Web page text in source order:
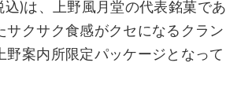
)は、上野風月堂の代表銘菓であ
クサク食感がクセになるクラン
案内所限定パッケージとなって